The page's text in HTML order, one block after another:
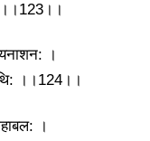
।।123।।
।
।।124।।
।